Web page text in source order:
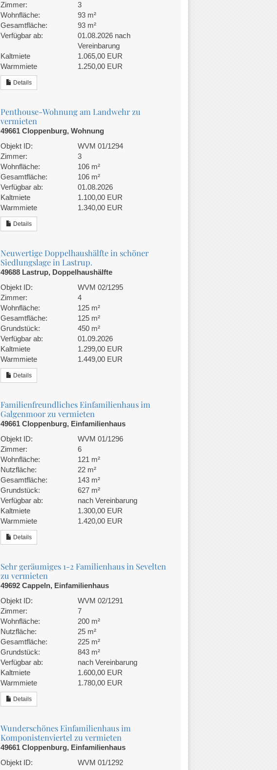
Zimmer:
3
Wohnfläche:
93 m²
Gesamtfläche:
93 m²
Verfügbar ab:
01.08.2026 nach
Vereinbarung
Kaltmiete
1.065,00 EUR
Warmmiete
1.250,00 EUR
Details
Penthouse-Wohnung am Landwehr zu
vermieten
49661 Cloppenburg, Wohnung
Objekt ID:
WVM 01/1294
Zimmer:
3
Wohnfläche:
106 m²
Gesamtfläche:
106 m²
Verfügbar ab:
01.08.2026
Kaltmiete
1.100,00 EUR
Warmmiete
1.340,00 EUR
Details
Neuwertige Doppelhaushälfte in schöner
Siedlungslage in Lastrup.
49688 Lastrup, Doppelhaushälfte
Objekt ID:
WVM 02/1295
Zimmer:
4
Wohnfläche:
125 m²
Gesamtfläche:
125 m²
Grundstück:
450 m²
Verfügbar ab:
01.09.2026
Kaltmiete
1.299,00 EUR
Warmmiete
1.449,00 EUR
Details
Familienfreundliches Einfamilienhaus im
Galgenmoor zu vermieten
49661 Cloppenburg, Einfamilienhaus
Objekt ID:
WVM 01/1296
Zimmer:
6
Wohnfläche:
121 m²
Nutzfläche:
22 m²
Gesamtfläche:
143 m²
Grundstück:
627 m²
Verfügbar ab:
nach Vereinbarung
Kaltmiete
1.300,00 EUR
Warmmiete
1.420,00 EUR
Details
Sehr geräumiges 1-2 Familienhaus in Sevelten
zu vermieten
49692 Cappeln, Einfamilienhaus
Objekt ID:
WVM 02/1291
Zimmer:
7
Wohnfläche:
200 m²
Nutzfläche:
25 m²
Gesamtfläche:
225 m²
Grundstück:
843 m²
Verfügbar ab:
nach Vereinbarung
Kaltmiete
1.600,00 EUR
Warmmiete
1.780,00 EUR
Details
Wunderschönes Einfamilienhaus im
Komponistenviertel zu vermieten
49661 Cloppenburg, Einfamilienhaus
Objekt ID:
WVM 01/1292